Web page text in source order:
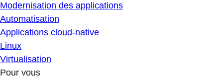
Modernisation des applications
Automatisation
Applications cloud-native
Linux
Virtualisation
Pour vous